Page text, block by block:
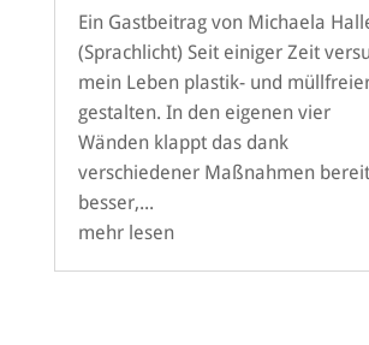
Ein Gastbeitrag von Michaela
(Sprachlicht) Seit einiger Zeit
mein Leben plastik- und
gestalten. In den eigenen vier
Wänden klappt das dank
verschiedener Maßnahmen
besser,...
mehr lesen